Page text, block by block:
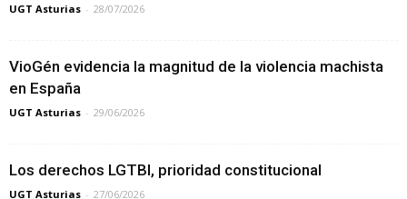
UGT Asturias - 28/07/2026
VioGén evidencia la magnitud de la violencia machista
en España
UGT Asturias - 29/06/2026
Los derechos LGTBI, prioridad constitucional
UGT Asturias - 27/06/2026